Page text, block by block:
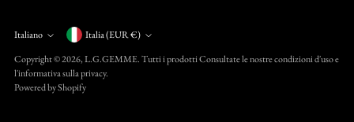
Lingua
Italiano Valuta
Italia (EUR €)
Copyright © 2026,L.G.GEMME. Tutti i prodotti Consultate le nostre condizioni d'uso e
l'informativa sulla privacy.
Powered by Shopify